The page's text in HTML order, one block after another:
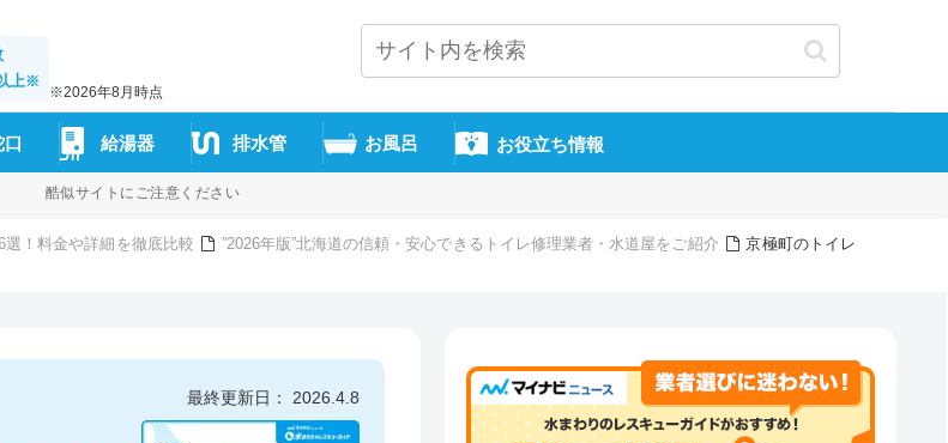
上※
※2026年8月時点
口 給湯器 排水管 お風呂 お役立ち情報
酷似サイトにご注意ください
選！料金や詳細を徹底比較 ”2026年版”北海道の信頼・安心できるトイレ修理業者・水道屋をご紹介
京極町のトイレ
最終更新日： 2026.4.8